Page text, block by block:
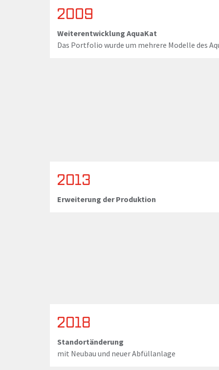
2009
Weiterentwicklung AquaKat
Das Portfolio wurde um mehrere Modelle des
2013
Erweiterung der Produktion
2018
Standortänderung
mit Neubau und neuer Abfüllanlage